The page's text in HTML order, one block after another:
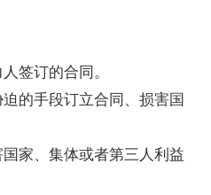
订的合同。
的手段订立合同、损害国
家、集体或者第三人利益